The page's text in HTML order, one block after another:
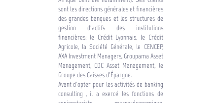
sont les directions générales et financières
des grandes banques et les structures de
gestion d’actifs des institutions
financières: le Crédit Lyonnais, le Crédit
Agricole, la Société Générale, le CENCEP,
AXA Investment Managers, Groupama Asset
Management, CDC Asset Management, le
Groupe des Caisses d’Épargne.
Avant d’opter pour les activités de banking
consulting , il a exercé les fonctions de